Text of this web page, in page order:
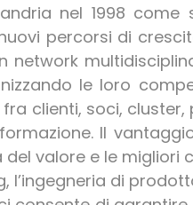
nel 1998
percorsi di
network
le loro
clienti, soci,
Il
valore e le migliori
l’ingegneria di